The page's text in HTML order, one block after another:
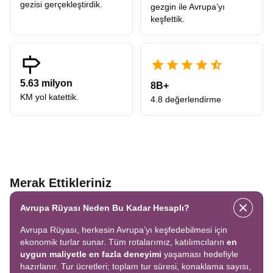
gezisi gerçekleştirdik.
gezgin ile Avrupa’yı
keşfettik.
5.63 milyon
KM yol katettik.
8B+
4.8 değerlendirme
Merak Ettikleriniz
Avrupa Rüyası Neden Bu Kadar Hesaplı?
Avrupa Rüyası, herkesin Avrupa’yı keşfedebilmesi için
ekonomik turlar sunar. Tüm rotalarımız, katılımcıların en
uygun maliyetle en fazla deneyimi yaşaması hedefiyle
hazırlanır. Tur ücretleri; toplam tur süresi, konaklama sayısı,